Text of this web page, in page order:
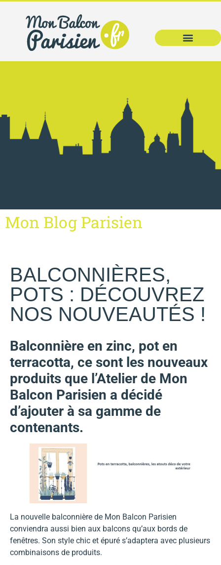
Mon Blog Parisien
BALCONNIÈRES,
POTS : DÉCOUVREZ
NOS NOUVEAUTÉS !
Balconnière en zinc, pot en
terracotta, ce sont les nouveaux
produits que l’Atelier de Mon
Balcon Parisien a décidé
d’ajouter à sa gamme de
contenants.
La nouvelle balconnière de Mon Balcon Parisien
conviendra aussi bien aux balcons qu’aux bords de
fenêtres. Son style chic et épuré s’adaptera avec plusieurs
combinaisons de produits.